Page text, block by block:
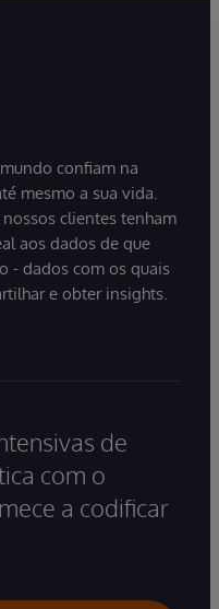
confiam na
mesmo a sua vida.
clientes tenham
aos dados de que
- dados com os quais
e obter insights.
de
com o
a codificar